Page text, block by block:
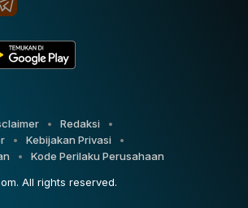
Redaksi
Kebijakan Privasi
Kode Perilaku Perusahaan
All rights reserved.